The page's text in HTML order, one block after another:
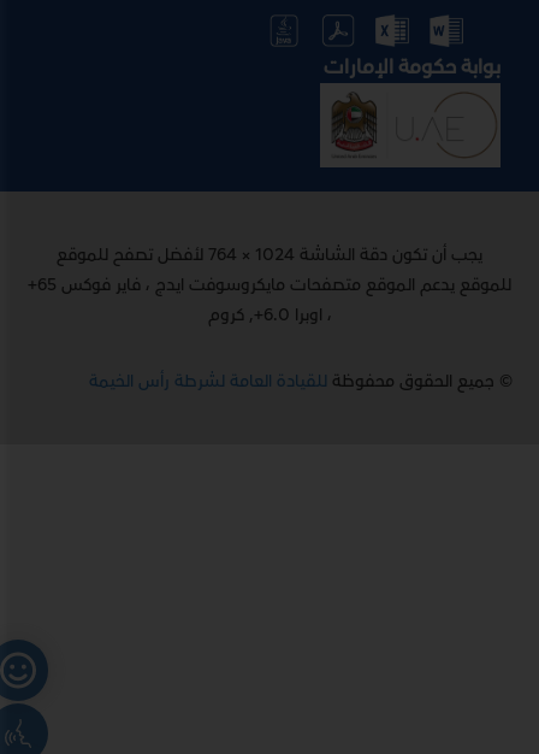
بوابة حكومة الإمارات
يجب أن تكون دقة الشاشة 1024 × 764 لأفضل تصفح للموقع
للموقع يدعم الموقع متصفحات مايكروسوفت ايدج ، فاير فوكس 65+
، اوبرا 6.0+, كروم
© جميع الحقوق محفوظةللقيادة العامة لشرطة رأس الخيمة